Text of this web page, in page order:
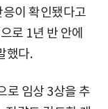
이 확인됐다고
로 1년 반 안에
했다.
로 임상 3상을 추